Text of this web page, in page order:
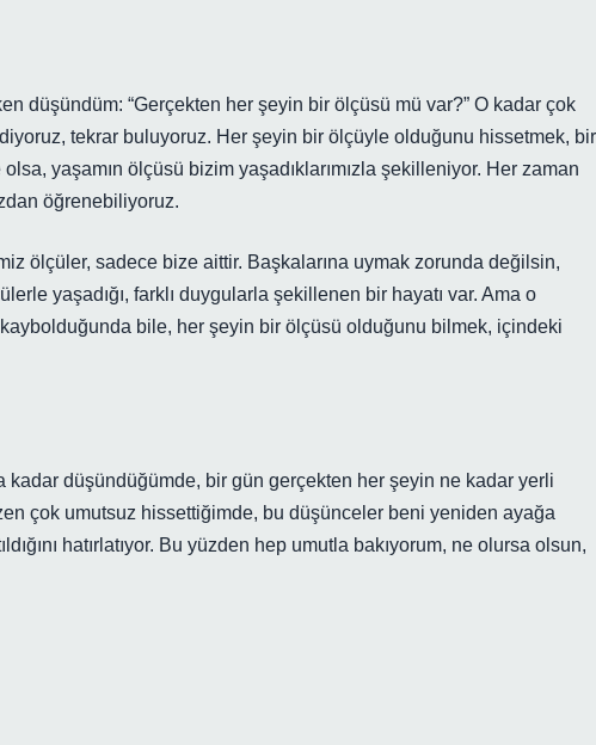
düşündüm: “Gerçekten her şeyin bir ölçüsü mü var?” O kadar çok
tekrar buluyoruz. Her şeyin bir ölçüyle olduğunu hissetmek, bir
yaşamın ölçüsü bizim yaşadıklarımızla şekilleniyor. Her zaman
öğrenebiliyoruz.
ölçüler, sadece bize aittir. Başkalarına uymak zorunda değilsin,
yaşadığı, farklı duygularla şekillenen bir hayatı var. Ama o
kaybolduğunda bile, her şeyin bir ölçüsü olduğunu bilmek, içindeki
kadar düşündüğümde, bir gün gerçekten her şeyin ne kadar yerli
çok umutsuz hissettiğimde, bu düşünceler beni yeniden ayağa
hatırlatıyor. Bu yüzden hep umutla bakıyorum, ne olursa olsun,